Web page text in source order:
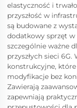
elastyczność i
przyszłość w
są budowane z
dodatkowy sprzęt
szczególnie ważne
przyszłych sieci
konstrukcyjne,
modyfikacje bez
Zawierają
zapewniają